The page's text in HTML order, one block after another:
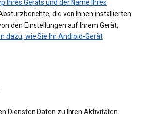
Ihres Geräts und der Name Ihres
die von Ihnen installierten
den Einstellungen auf Ihrem Gerät,
dazu, wie Sie Ihr Android-Gerät
Diensten Daten zu Ihren Aktivitäten.